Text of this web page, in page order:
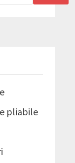
pliabile